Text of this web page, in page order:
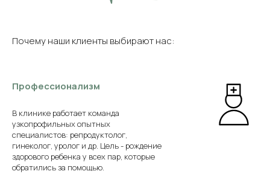
Почему наши клиенты выбирают нас:
Профессионализм
В клинике работает команда
узкопрофильных опытных
специалистов: репродуктолог,
гинеколог, уролог и др. Цель - рождение
здорового ребенка у всех пар, которые
обратились за помощью.